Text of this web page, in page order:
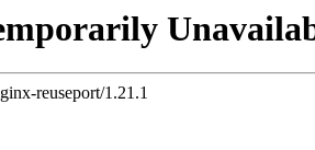
reuseport/1.21.1